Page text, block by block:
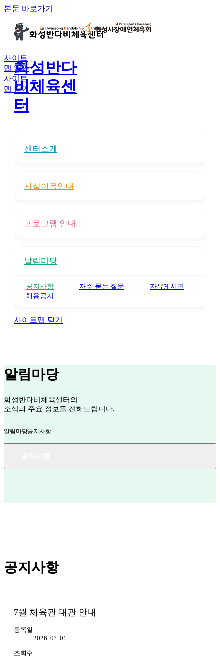
본문 바로가기
화성반다
비체육센
터
사이트
맵 열기
사이트
맵 닫기
센터소개
시설이용안내
프로그램 안내
알림마당
공지사항 자주 묻는 질문
자유게시판
채용공지
사이트맵 닫기
알림마당
화성반다비체육센터의
소식과 주요 정보를 전해드립니다.
알림마당공지사항
공지사항
7월 체육관 대관 안내
등록일
2026. 07. 01
조회수